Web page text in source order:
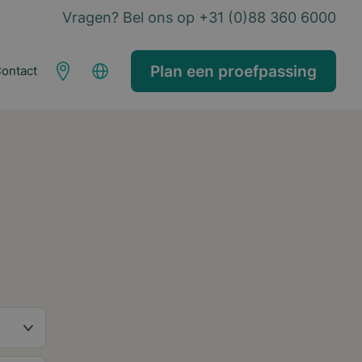
Vragen? Bel ons op +31 (0)88 360 6000
Plan een proefpassing